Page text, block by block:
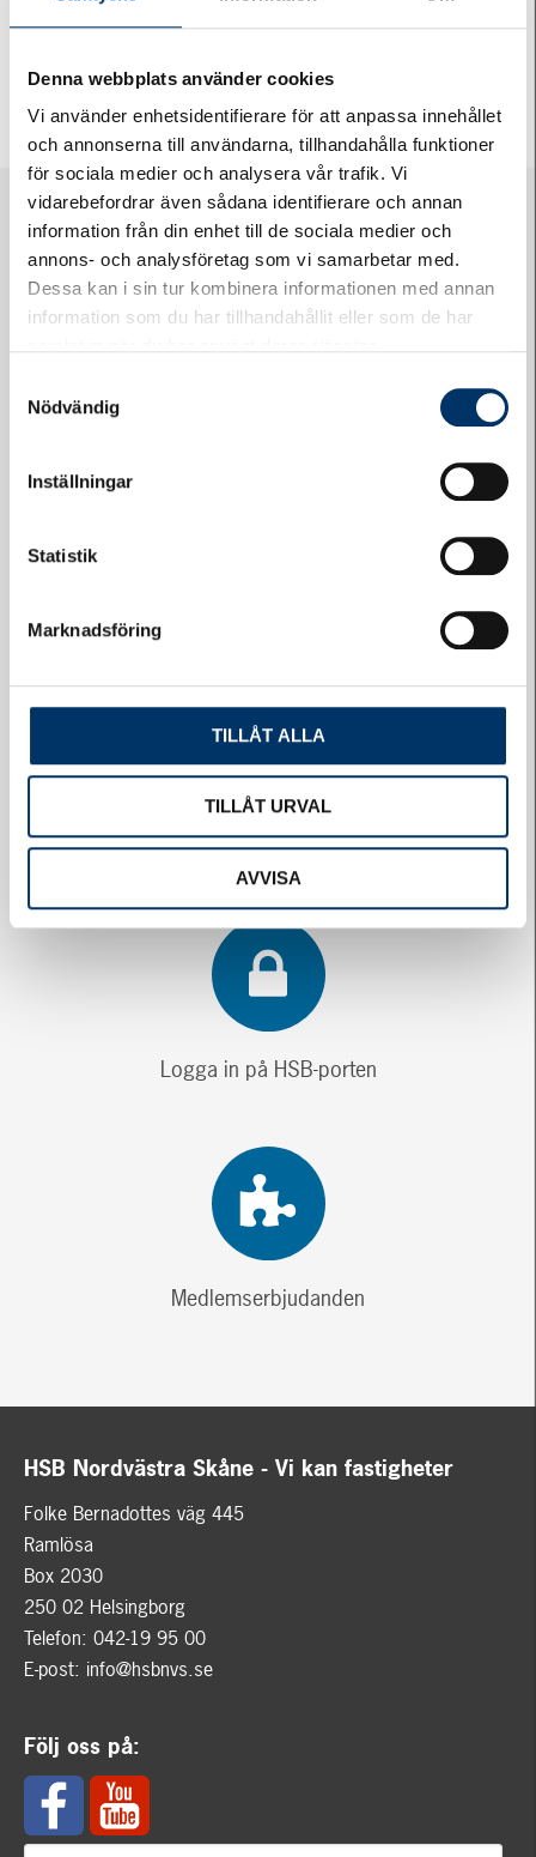
Denna webbplats använder cookies
Vi använder enhetsidentifierare för att anpassa innehållet
och annonserna till användarna, tillhandahålla funktioner
för sociala medier och analysera vår trafik. Vi
vidarebefordrar även sådana identifierare och annan
information från din enhet till de sociala medier och
annons- och analysföretag som vi samarbetar med.
Dessa kan i sin tur kombinera informationen med annan
information som du har tillhandahållit eller som de har
Nödvändig
Inställningar
Statistik
Marknadsföring
TILLÅT ALLA
TILLÅT URVAL
AVVISA
Skåne,Jais Arkitekter,nyproduktion,Ättekulla
«Brf Åkanten, spontning pågår
Våra kurser och event 2020»
Självservice
Logga in på HSB-porten
Medlemserbjudanden
HSB Nordvästra Skåne - Vi kan fastigheter
Folke Bernadottes väg 445
Ramlösa
Box 2030
250 02 Helsingborg
Telefon: 042-19 95 00
E-post: info@hsbnvs.se
Följ oss på: